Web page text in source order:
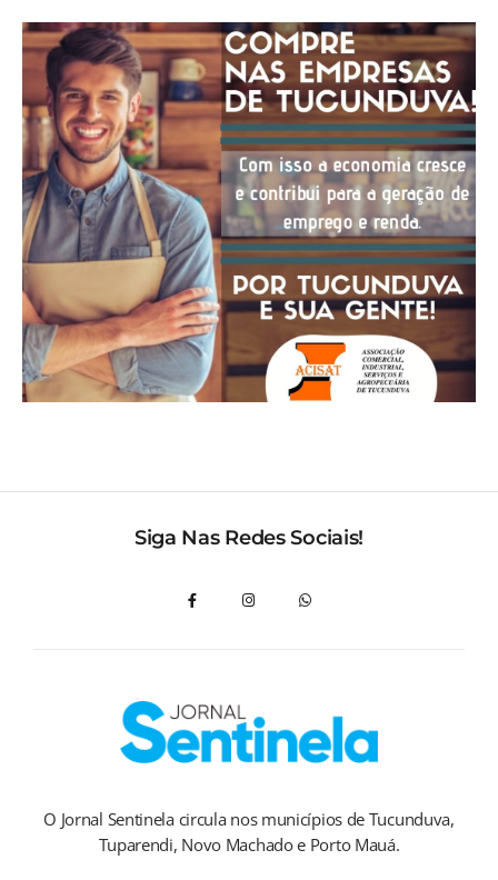
Siga Nas Redes Sociais!
O Jornal Sentinela circula nos municípios de Tucunduva,
Tuparendi, Novo Machado e Porto Mauá.